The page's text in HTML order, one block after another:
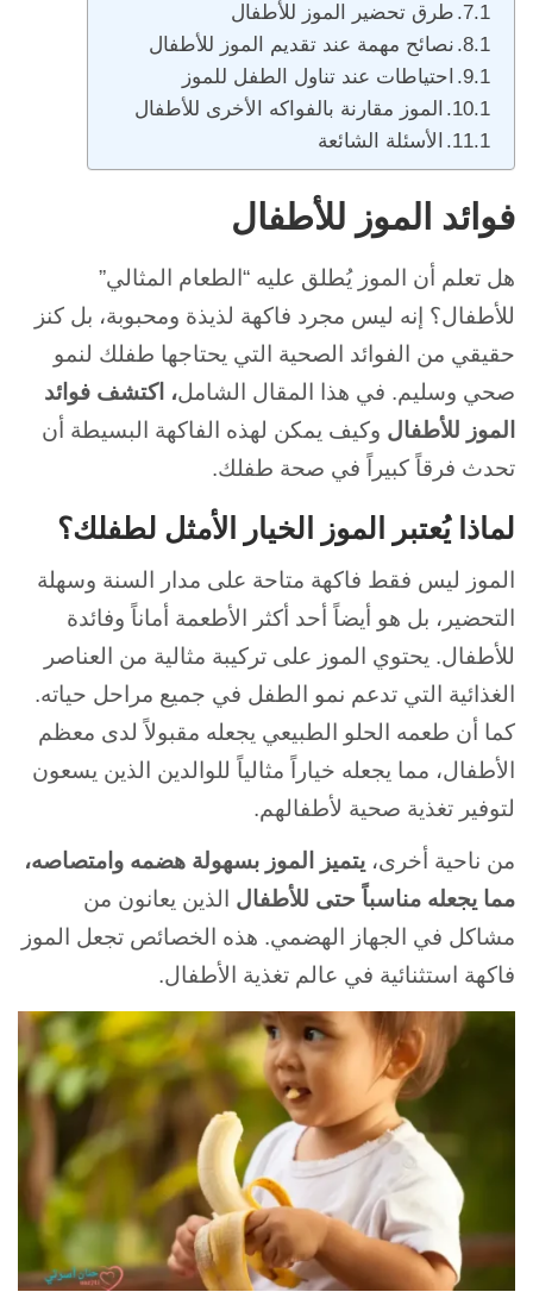
طرق تحضير الموز للأطفال
نصائح مهمة عند تقديم الموز للأطفال
احتياطات عند تناول الطفل للموز
الموز مقارنة بالفواكه الأخرى للأطفال
الأسئلة الشائعة
فوائد الموز للأطفال
هل تعلم أن الموز يُطلق عليه “الطعام المثالي”
للأطفال؟ إنه ليس مجرد فاكهة لذيذة ومحبوبة، بل كنز
حقيقي من الفوائد الصحية التي يحتاجها طفلك لنمو
صحي وسليم. في هذا المقال الشامل، اكتشف فوائد
الموز للأطفال وكيف يمكن لهذه الفاكهة البسيطة أن
تحدث فرقاً كبيراً في صحة طفلك.
لماذا يُعتبر الموز الخيار الأمثل لطفلك؟
الموز ليس فقط فاكهة متاحة على مدار السنة وسهلة
التحضير، بل هو أيضاً أحد أكثر الأطعمة أماناً وفائدة
للأطفال. يحتوي الموز على تركيبة مثالية من العناصر
الغذائية التي تدعم نمو الطفل في جميع مراحل حياته.
كما أن طعمه الحلو الطبيعي يجعله مقبولاً لدى معظم
الأطفال، مما يجعله خياراً مثالياً للوالدين الذين يسعون
لتوفير تغذية صحية لأطفالهم.
من ناحية أخرى، يتميز الموز بسهولة هضمه وامتصاصه،
مما يجعله مناسباً حتى للأطفال الذين يعانون من
مشاكل في الجهاز الهضمي. هذه الخصائص تجعل الموز
فاكهة استثنائية في عالم تغذية الأطفال.